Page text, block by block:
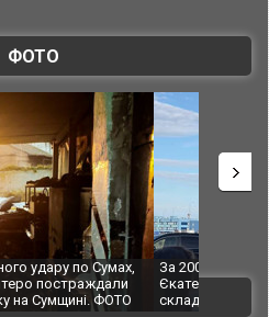
ФОТО
від кордону з Україною: в
атаки дронів загорівся
ВІДЕО
"Мої
ВІДЕО